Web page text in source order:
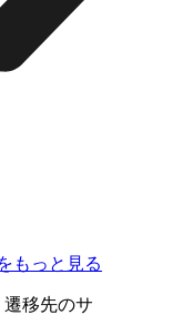
もっと見る
移先のサ